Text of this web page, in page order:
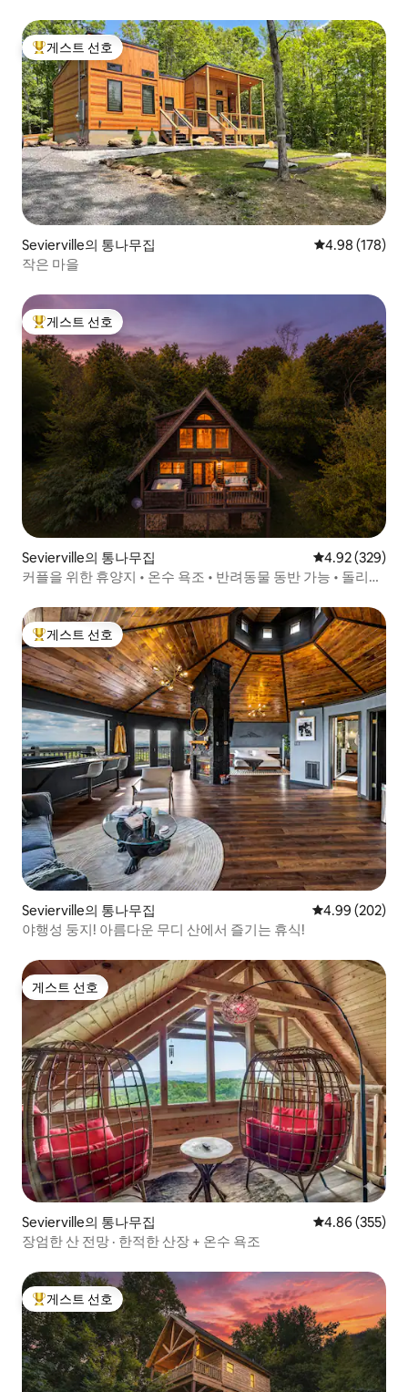
상위 게스트 선호
게스트 선호
Sevierville의 통나무집 평점 4.98점(5
4.98 (178)
작은 마을
상위 게스트 선호
게스트 선호
Sevierville의 통나무집 평점 4.92점(5
4.92 (329)
커플을 위한 휴양지 • 온수 욕조 • 반려동물 동반 가능 • 돌리우
상위 게스트 선호
게스트 선호
Sevierville의 통나무집 평점 4.99점(5
4.99 (202)
야행성 둥지! 아름다운 무디 산에서 즐기는 휴식!
게스트 선호
게스트 선호
Sevierville의 통나무집 평점 4.86점(5
4.86 (355)
장엄한 산 전망 · 한적한 산장 + 온수 욕조
상위 게스트 선호
게스트 선호